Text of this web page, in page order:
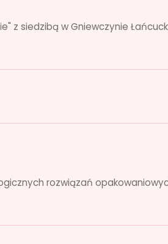
z siedzibą w Gniewczynie
rozwiązań